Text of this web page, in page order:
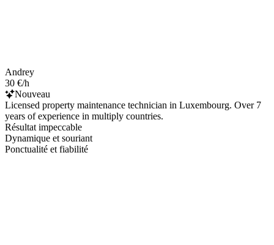
Andrey
30 €/h
Nouveau
Licensed property maintenance technician in Luxembourg. Over 7
years of experience in multiply countries.
Résultat impeccable
Dynamique et souriant
Ponctualité et fiabilité